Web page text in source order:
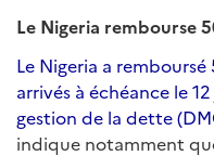
Le Nigeria rembourse
Le Nigeria a
arrivés à échéance le
gestion de la dette
indique notamment